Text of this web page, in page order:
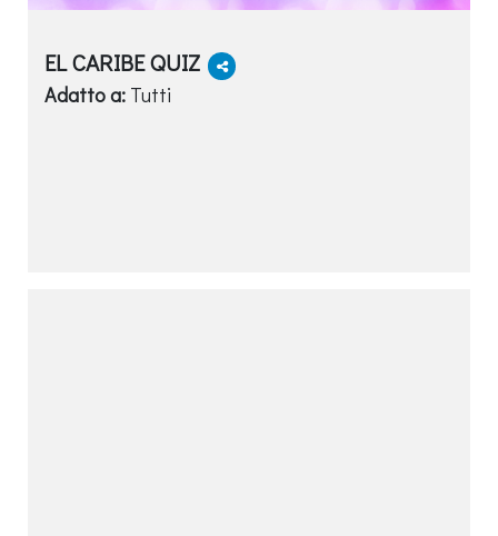
EL CARIBE QUIZ
Adatto a: Tutti